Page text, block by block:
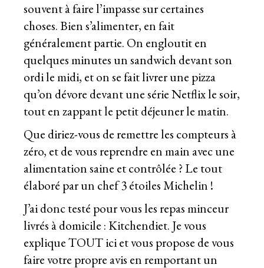
souvent à faire l’impasse sur certaines
choses. Bien s’alimenter, en fait
généralement partie. On engloutit en
quelques minutes un sandwich devant son
ordi le midi, et on se fait livrer une pizza
qu’on dévore devant une série Netflix le soir,
tout en zappant le petit déjeuner le matin.
Que diriez-vous de remettre les compteurs à
zéro, et de vous reprendre en main avec une
alimentation saine et contrôlée ? Le tout
élaboré par un chef 3 étoiles Michelin !
J’ai donc testé pour vous lesrepas minceur
livrés à domicile : Kitchendiet. Je vous
explique TOUT ici et vous propose de vous
faire votre propre avis en remportant un